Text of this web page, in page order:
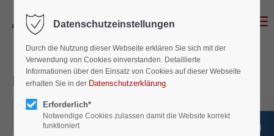
Login
Benutzername
Passwort
Flash Mob
2018-11-01, 18:00–19:00
ORT: INNSBRUCK
Datenschutzeinstellungen
Durch die Nutzung dieser Webseite erklären Sie sich mit der
Verwendung von Cookies einverstanden. Detaillierte
Informationen über den Einsatz von Cookies auf dieser Webseite
erhalten Sie in der Datenschutzerklärung.
Erforderlich*
Notwendige Cookies zulassen damit die Website korrekt
funktioniert